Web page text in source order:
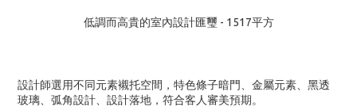
低調而高貴的室內設計匯璽 - 1517平方
設計師選用不同元素襯托空間 ，特色條子暗門、金屬元素、黑透
玻璃、弧角設計、設計落地，符合客人審美預期。